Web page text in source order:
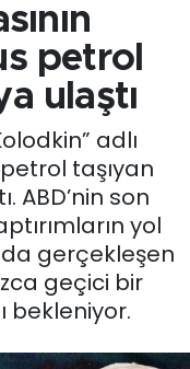
petrol
ulaştı
adlı
taşıyan
ABD’nin son
yol
gerçekleşen
geçici bir
bekleniyor.
Fikstür